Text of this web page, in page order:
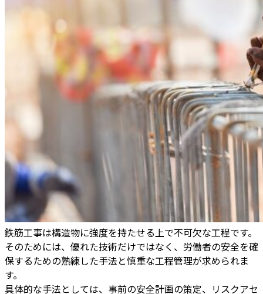
鉄筋工事は構造物に強度を持たせる上で不可欠な工程です。
そのためには、優れた技術だけではなく、労働者の安全を確
保するための熟練した手法と慎重な工程管理が求められま
す。
具体的な手法としては、事前の安全計画の策定、リスクアセ